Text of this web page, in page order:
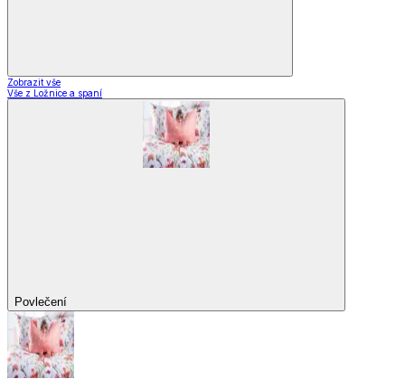
Zobrazit vše
Vše z Ložnice a spaní
Povlečení